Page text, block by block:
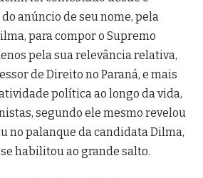
anúncio de seu nome, pela
para compor o Supremo
pela sua relevância relativa,
de Direito no Paraná, e mais
política ao longo da vida,
segundo ele mesmo revelou
no palanque da candidata Dilma,
habilitou ao grande salto.